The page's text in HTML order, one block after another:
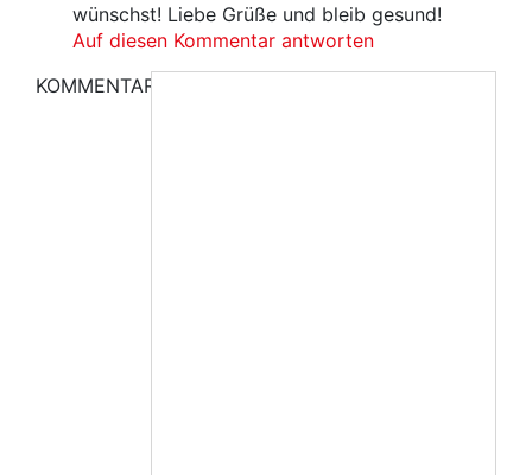
wünschst! Liebe Grüße und bleib gesund!
Auf diesen Kommentar antworten
KOMMENTAR